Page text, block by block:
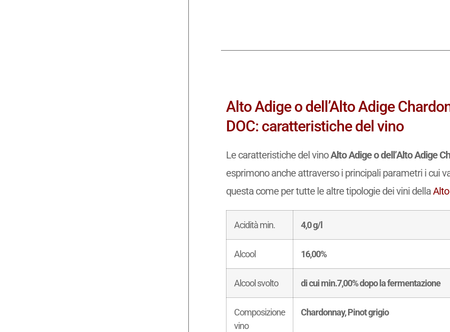
Alto Adige o dell’Alto Adige
DOC: caratteristiche del vino
Le caratteristiche del vinoAlto Adige o dell’Alto Adige
esprimono anche attraverso i principali parametri i cui
questa come per tutte le altre tipologie dei vini dellaAlto
Acidità min. 4,0 g/l
Alcool 16,00%
Alcool svolto di cui min.7,00% dopo la fermentazione
Composizione
vino
Chardonnay, Pinot grigio